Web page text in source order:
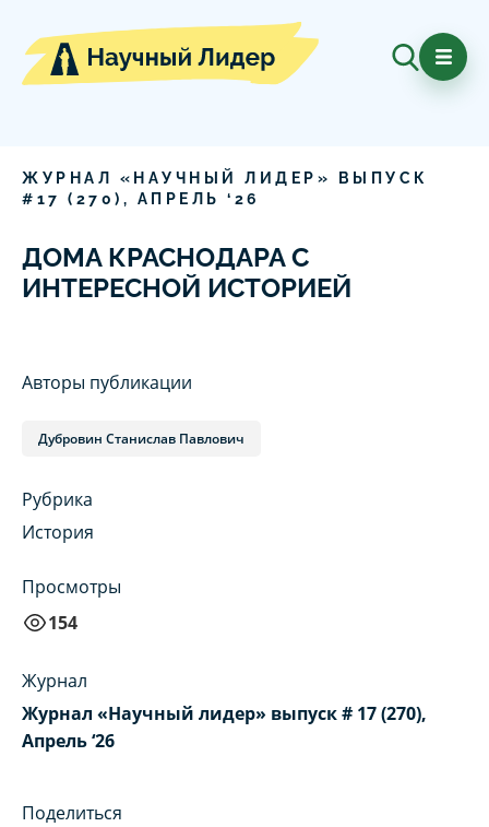
ЖУРНАЛ «НАУЧНЫЙ ЛИДЕР» ВЫПУСК
# 17 ( 270 ), АПРЕЛЬ ‘ 26
ДОМА КРАСНОДАРА С
ИНТЕРЕСНОЙ ИСТОРИЕЙ
Авторы публикации
Дубровин Станислав Павлович
Рубрика
История
Просмотры
154
Журнал
Журнал «Научный лидер» выпуск # 17 (270),
Апрель ‘26
Поделиться